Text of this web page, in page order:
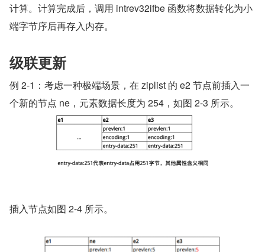
计算。计算完成后，调用 intrev32ifbe 函数将数据转化为小
端字节序后再存入内存。
级联更新
例 2-1：考虑一种极端场景，在 ziplist 的 e2 节点前插入一
个新的节点 ne，元素数据长度为 254，如图 2-3 所示。
插入节点如图 2-4 所示。